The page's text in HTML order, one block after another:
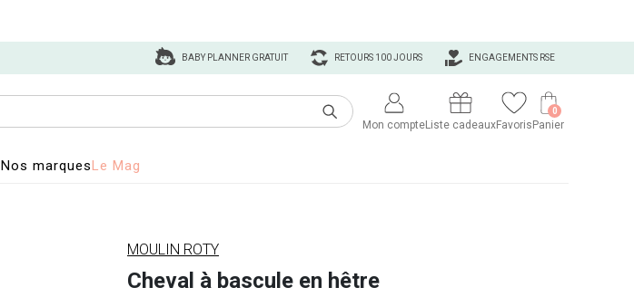
ENGAGEMENTS RSE
RETOURS 100 JOURS
BABY PLANNER GRATUIT
Mon compteListe cadeauxFavoris Panier
0
Nos marquesLe Mag
MOULIN ROTY
Cheval à bascule en hêtre